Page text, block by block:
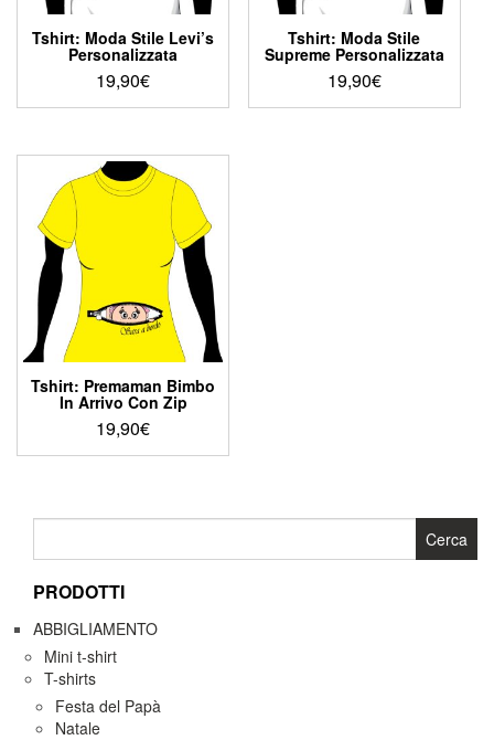
del
prodotto
del
prodotto
Tshirt: Moda Stile Levi’s
Personalizzata
19,90€
Questo
ha
più
varianti.
possono
essere
scelte
nella
prodotto
Tshirt: Moda Stile
Supreme Personalizzata
19,90€
Questo
Tshirt: Premaman Bimbo
In Arrivo Con Zip
19,90€
Questo
più
opzioni
essere
pagina
PRODOTTI
ABBIGLIAMENTO
Mini t-shirt
T-shirts
Festa del Papà
Natale